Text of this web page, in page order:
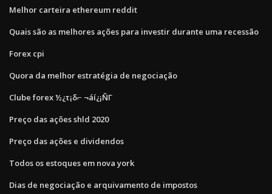
Melhor carteira ethereum reddit
Quais são as melhores ações para investir durante uma recessão
Forex cpi
Quora da melhor estratégia de negociação
Clube forex ½¿τ¡δ⌐ ¬áí¿¡ÑΓ
Preço das ações shld 2020
Preço das ações e dividendos
Todos os estoques em nova york
Dias de negociação e arquivamento de impostos